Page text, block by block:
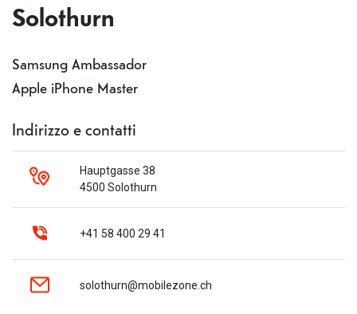
Solothurn
Samsung Ambassador
Apple iPhone Master
Indirizzo e contatti
Hauptgasse 38
4500 Solothurn
+41 58 400 29 41
solothurn@mobilezone.ch